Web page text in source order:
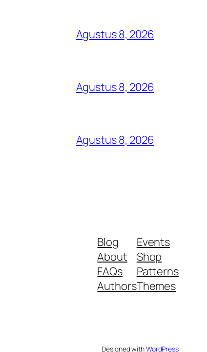
Agustus 8, 2026
Agustus 8, 2026
Agustus 8, 2026
Blog
About
FAQs
Authors
Events
Shop
Patterns
Themes
Designed withWordPress